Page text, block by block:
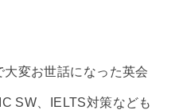
変お世話になった英会
SW、IELTS対策なども